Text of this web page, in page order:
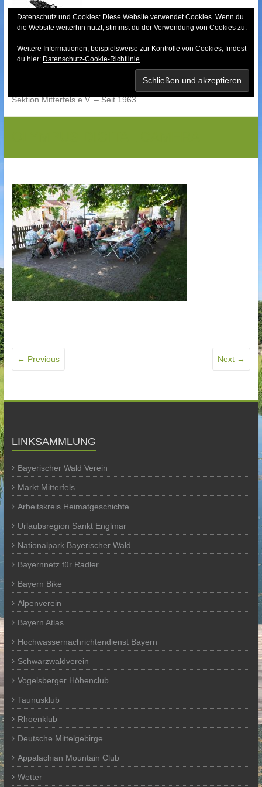
content
Bayerischer Wald-
Sektion Mitterfels e.V. – Seit 1963
← Previous Next →
LINKSAMMLUNG
Bayerischer Wald Verein
Markt Mitterfels
Arbeitskreis Heimatgeschichte
Urlaubsregion Sankt Englmar
Nationalpark Bayerischer Wald
Bayernnetz für Radler
Bayern Bike
Alpenverein
Bayern Atlas
Hochwassernachrichtendienst Bayern
Schwarzwaldverein
Vogelsberger Höhenclub
Taunusklub
Rhoenklub
Deutsche Mittelgebirge
Appalachian Mountain Club
Wetter
Datenschutz und Cookies: Diese Website verwendet Cookies. Wenn du
die Website weiterhin nutzt, stimmst du der Verwendung von Cookies zu.
Weitere Informationen, beispielsweise zur Kontrolle von Cookies, findest
du hier: Datenschutz-Cookie-Richtlinie